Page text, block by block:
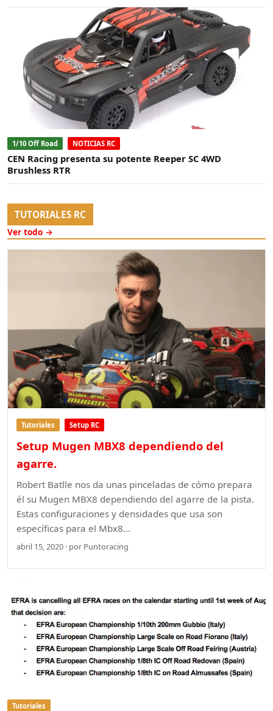
1/10 Off Road NOTICIAS RC
CEN Racing presenta su potente Reeper SC 4WD
Brushless RTR
TUTORIALES RC
Ver todo →
Tutoriales Setup RC
Setup Mugen MBX8 dependiendo del
agarre.
Robert Batlle nos da unas pinceladas de cómo prepara
él su Mugen MBX8 dependiendo del agarre de la pista.
Estas configuraciones y densidades que usa son
específicas para el Mbx8…
abril 15, 2020 · por Puntoracing
Tutoriales